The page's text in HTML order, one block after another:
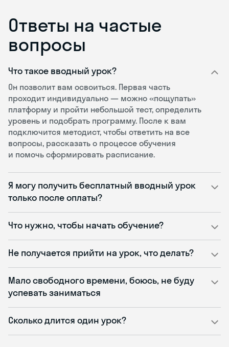
Ответы на частые
вопросы
Что такое вводный урок?
Он позволит вам освоиться. Первая часть
проходит индивидуально — можно «пощупать»
платформу и пройти небольшой тест, определить
уровень и подобрать программу. После к вам
подключится методист, чтобы ответить на все
вопросы, рассказать о процессе обучения
и помочь сформировать расписание.
Я могу получить бесплатный вводный урок
только после оплаты?
Что нужно, чтобы начать обучение?
Не получается прийти на урок, что делать?
Мало свободного времени, боюсь, не буду
успевать заниматься
Сколько длится один урок?